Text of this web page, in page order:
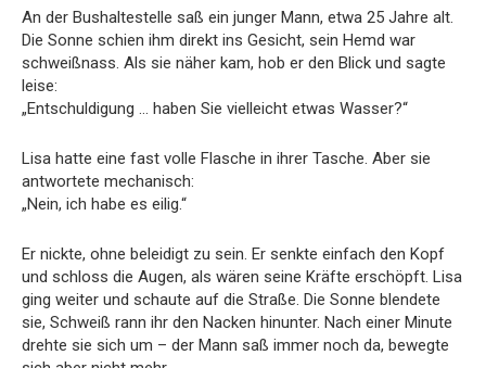
An der Bushaltestelle saß ein junger Mann, etwa 25 Jahre alt.
Die Sonne schien ihm direkt ins Gesicht, sein Hemd war
schweißnass. Als sie näher kam, hob er den Blick und sagte
leise:
„Entschuldigung … haben Sie vielleicht etwas Wasser?“
Lisa hatte eine fast volle Flasche in ihrer Tasche. Aber sie
antwortete mechanisch:
„Nein, ich habe es eilig.“
Er nickte, ohne beleidigt zu sein. Er senkte einfach den Kopf
und schloss die Augen, als wären seine Kräfte erschöpft. Lisa
ging weiter und schaute auf die Straße. Die Sonne blendete
sie, Schweiß rann ihr den Nacken hinunter. Nach einer Minute
drehte sie sich um – der Mann saß immer noch da, bewegte